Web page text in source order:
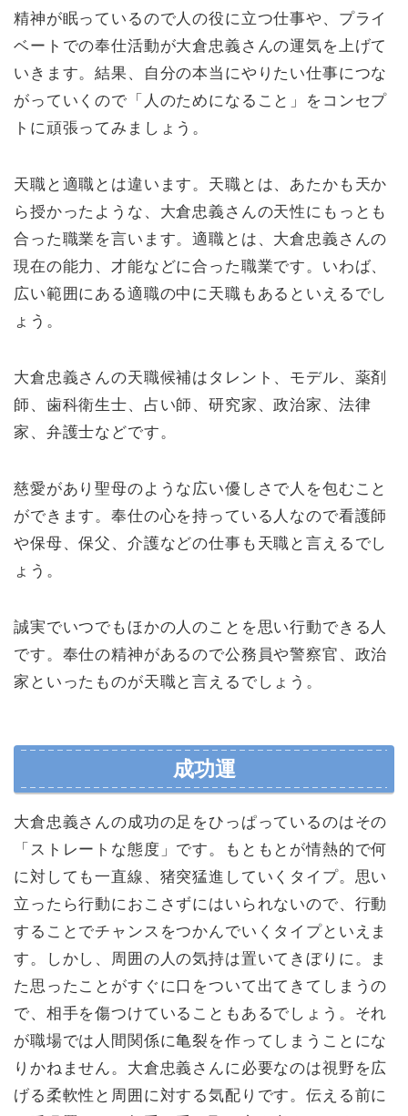
精神が眠っているので人の役に立つ仕事や、プライ
ベートでの奉仕活動が大倉忠義さんの運気を上げて
いきます。結果、自分の本当にやりたい仕事につな
がっていくので「人のためになること」をコンセプ
トに頑張ってみましょう。
天職と適職とは違います。天職とは、あたかも天か
ら授かったような、大倉忠義さんの天性にもっとも
合った職業を言います。適職とは、大倉忠義さんの
現在の能力、才能などに合った職業です。いわば、
広い範囲にある適職の中に天職もあるといえるでし
ょう。
大倉忠義さんの天職候補はタレント、モデル、薬剤
師、歯科衛生士、占い師、研究家、政治家、法律
家、弁護士などです。
慈愛があり聖母のような広い優しさで人を包むこと
ができます。奉仕の心を持っている人なので看護師
や保母、保父、介護などの仕事も天職と言えるでし
ょう。
誠実でいつでもほかの人のことを思い行動できる人
です。奉仕の精神があるので公務員や警察官、政治
家といったものが天職と言えるでしょう。
成功運
大倉忠義さんの成功の足をひっぱっているのはその
「ストレートな態度」です。もともとが情熱的で何
に対しても一直線、猪突猛進していくタイプ。思い
立ったら行動におこさずにはいられないので、行動
することでチャンスをつかんでいくタイプといえま
す。しかし、周囲の人の気持は置いてきぼりに。ま
た思ったことがすぐに口をついて出てきてしまうの
で、相手を傷つけていることもあるでしょう。それ
が職場では人間関係に亀裂を作ってしまうことにな
りかねません。大倉忠義さんに必要なのは視野を広
げる柔軟性と周囲に対する気配りです。伝える前に